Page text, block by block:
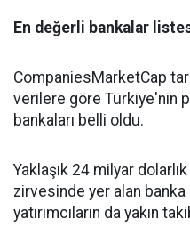
En değerli bankalar
CompaniesMarketCap
verilere göre Türkiye'nin
bankaları belli oldu.
Yaklaşık 24 milyar
zirvesinde yer alan
yatırımcıların da yakın